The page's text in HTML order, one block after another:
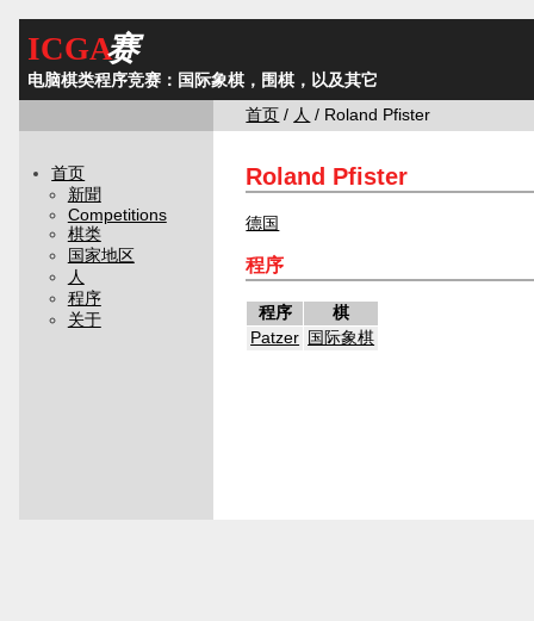
ICGA赛
电脑棋类程序竞赛：国际象棋，围棋，以及其它
首页 / 人 / Roland Pfister
首页
新聞
Competitions
棋类
国家地区
人
程序
关于
Roland Pfister
德国
程序
程序
棋
Patzer 国际象棋